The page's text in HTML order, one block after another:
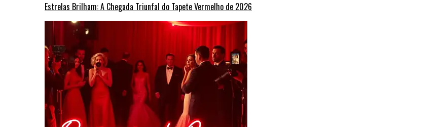
Estrelas Brilham: A Chegada Triunfal do Tapete Vermelho de 2026